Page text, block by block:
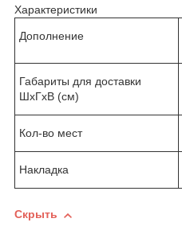
Характеристики
Дополнение
Габариты для доставки
ШхГхВ (см)
Кол-во мест
Накладка
Скрыть